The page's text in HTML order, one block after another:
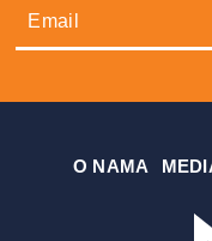
О NAMA